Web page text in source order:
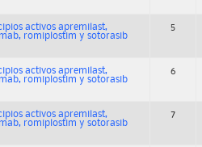
activos apremilast,
romiplostim y sotorasib
5
activos apremilast,
romiplostim y sotorasib
6
activos apremilast,
romiplostim y sotorasib
7